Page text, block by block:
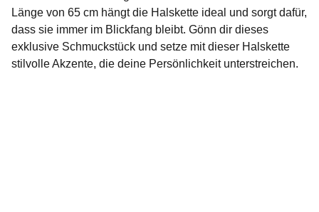
Länge von 65 cm hängt die Halskette ideal und sorgt dafür,
dass sie immer im Blickfang bleibt. Gönn dir dieses
exklusive Schmuckstück und setze mit dieser Halskette
stilvolle Akzente, die deine Persönlichkeit unterstreichen.